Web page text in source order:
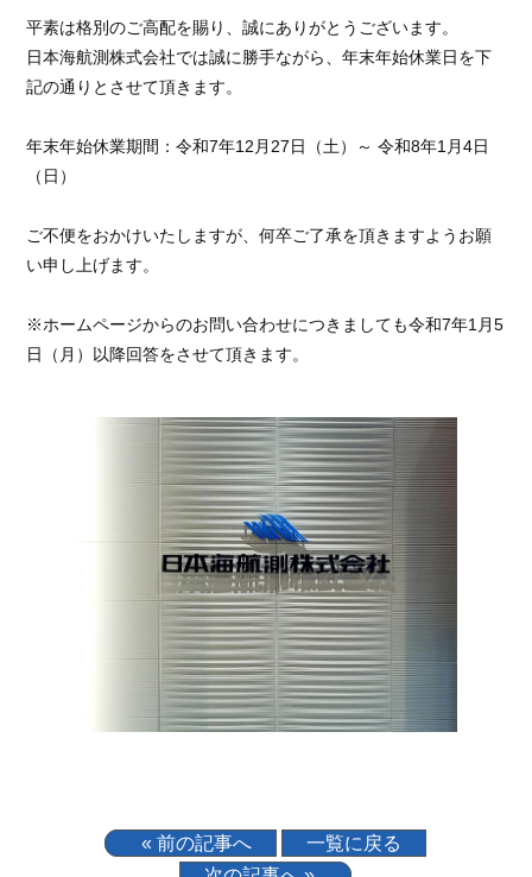
平素は格別のご高配を賜り、誠にありがとうございます。
日本海航測株式会社では誠に勝手ながら、年末年始休業日を下
記の通りとさせて頂きます。
年末年始休業期間：令和7年12月27日（土）～ 令和8年1月4日
（日）
ご不便をおかけいたしますが、何卒ご了承を頂きますようお願
い申し上げます。
※ホームページからのお問い合わせにつきましても令和7年1月5
日（月）以降回答をさせて頂きます。
« 前の記事へ
一覧に戻る